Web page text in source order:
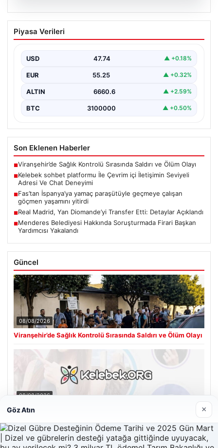
Kelebek sohbet platformu İle Çevrim içi
İletişimin Seviyeli Adresi Ve Chat
Dijital ortamında insanların güvenli bir tarzda bağlantı
Halen…
Piyasa Verileri
USD 47.74 ▲ +0.18%
EUR 55.25 ▲ +0.32%
ALTIN 6660.6 ▲ +2.59%
BTC 3100000 ▲ +0.50%
Son Eklenen Haberler
■Viranşehir’de Sağlık Kontrolü Sırasında Saldırı ve Ölüm Olayı
■Kelebek sohbet platformu İle Çevrim içi İletişimin Seviyeli
Adresi Ve Chat Deneyimi
■Fas’tan İspanya’ya yamaç paraşütüyle geçmeye çalışan
göçmen yaşamını yitirdi
■Real Madrid, Yan Diomande’yi Transfer Etti: Detaylar Açıklandı
■Menderes Belediyesi Hakkında Soruşturmada Firari Başkan
Yardımcısı Yakalandı
Güncel
08/08/2026
Viranşehir’de Sağlık Kontrolü Sırasında Saldırı ve Ölüm Olayı
08/08/2026
Kelebek sohbet platformu İle Çevrim içi İletişimin Seviyeli
Göz Atın ×